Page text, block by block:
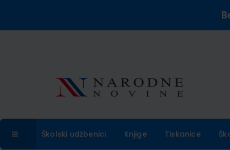
Školski udžbenici Knjige Tiskanice